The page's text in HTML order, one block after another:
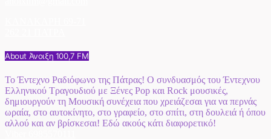
About Άνοιξη 100,7 FM
Το Έντεχνο Ραδιόφωνο της Πάτρας! Ο συνδυασμός του Έντεχνου
Ελληνικού Τραγουδιού με Ξένες Pop και Rock μουσικές,
δημιουργούν τη Μουσική συνέχεια που χρειάζεσαι για να περνάς
ωραία, στο αυτοκίνητο, στο γραφείο, στο σπίτι, στη δουλειά ή όπου
αλλού και αν βρίσκεσαι! Εδώ ακούς κάτι διαφορετικό!